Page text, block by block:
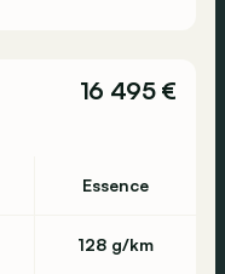
16 495 €
Essence
128 g/km